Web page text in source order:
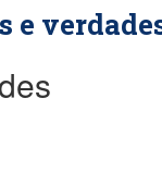
e